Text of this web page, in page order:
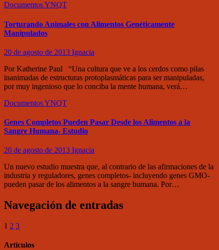
DocumentosYNQT
Torturando Animales con Alimentos Genéticamente
Manipulados
20 de agosto de 2013 Ignacia
Por Katherine Paul “Una cultura que ve a los cerdos como pilas
inanimadas de estructuras protoplasmáticas para ser manipuladas,
por muy ingenioso que lo conciba la mente humana, verá…
DocumentosYNQT
Genes Completos Pueden Pasar Desde los Alimentos a la
Sangre Humana- Estudio
20 de agosto de 2013 Ignacia
Un nuevo estudio muestra que, al contrario de las afirmaciones de la
industria y reguladores, genes completos- incluyendo genes GMO-
pueden pasar de los alimentos a la sangre humana. Por…
Navegación de entradas
1 2 3
Artículos